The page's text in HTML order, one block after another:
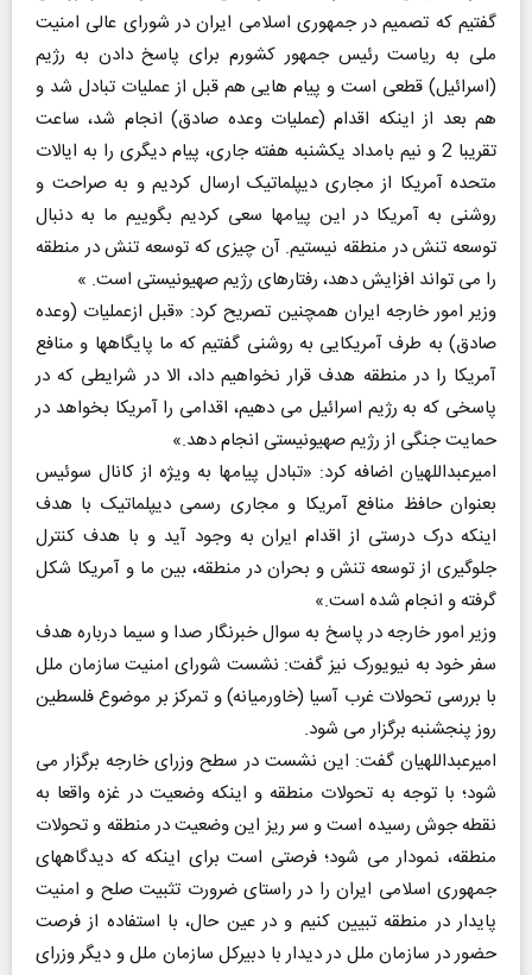
گفتیم که تصمیم در جمهوری اسلامی ایران در شورای عالی امنیت
ملی به ریاست رئیس جمهور کشورم برای پاسخ دادن به رژیم
(اسرائیل) قطعی است و پیام هایی هم قبل از عملیات تبادل شد و
هم بعد از اینکه اقدام (عملیات وعده صادق) انجام شد، ساعت
تقریبا 2 و نیم بامداد یکشنبه هفته جاری، پیام دیگری را به ایالات
متحده آمریکا از مجاری دیپلماتیک ارسال کردیم و به صراحت و
روشنی به آمریکا در این پیامها سعی کردیم بگوییم ما به دنبال
توسعه تنش در منطقه نیستیم. آن چیزی که توسعه تنش در منطقه
را می تواند افزایش دهد، رفتارهای رژیم صهیونیستی است. »
وزیر امور خارجه ایران همچنین تصریح کرد: «قبل ازعملیات (وعده
صادق) به طرف آمریکایی به روشنی گفتیم که ما پایگاهها و منافع
آمریکا را در منطقه هدف قرار نخواهیم داد، الا در شرایطی که در
پاسخی که به رژیم اسرائیل می دهیم، اقدامی را آمریکا بخواهد در
حمایت جنگی از رژیم صهیونیستی انجام دهد.»
امیرعبداللهیان اضافه کرد: «تبادل پیامها به ویژه از کانال سوئیس
بعنوان حافظ منافع آمریکا و مجاری رسمی دیپلماتیک با هدف
اینکه درک درستی از اقدام ایران به وجود آید و با هدف کنترل
جلوگیری از توسعه تنش و بحران در منطقه، بین ما و آمریکا شکل
گرفته و انجام شده است.»
وزیر امور خارجه در پاسخ به سوال خبرنگار صدا و سیما درباره هدف
سفر خود به نیویورک نیز گفت: نشست شورای امنیت سازمان ملل
با بررسی تحولات غرب آسیا (خاورمیانه) و تمرکز بر موضوع فلسطین
روز پنجشنبه برگزار می شود.
امیرعبداللهیان گفت: این نشست در سطح وزرای خارجه برگزار می
شود؛ با توجه به تحولات منطقه و اینکه وضعیت در غزه واقعا به
نقطه جوش رسیده است و سر ریز این وضعیت در منطقه و تحولات
منطقه، نمودار می شود؛ فرصتی است برای اینکه که دیدگاههای
جمهوری اسلامی ایران را در راستای ضرورت تثبیت صلح و امنیت
پایدار در منطقه تبیین کنیم و در عین حال، با استفاده از فرصت
حضور در سازمان ملل در دیدار با دبیرکل سازمان ملل و دیگر وزرای